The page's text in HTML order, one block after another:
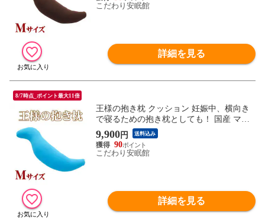
枕 ギフト (Mサイズ/30×110×20cm ブラウ
こだわり安眠館
詳細を見る
8/7時点_ポイント最大11倍
王様の抱き枕 クッション 妊娠中、横向き
で寝るための抱き枕としても！ 国産 マタ
ニティ ママの抱き枕 洗える 手洗い リラッ
クス 抱きまくら 新生活 一人暮らし 春抱き
枕 ギフト (Mサイズ/30×110×20cm ターコイ
9,900円 送料込み
90
こだわり安眠館
詳細を見る